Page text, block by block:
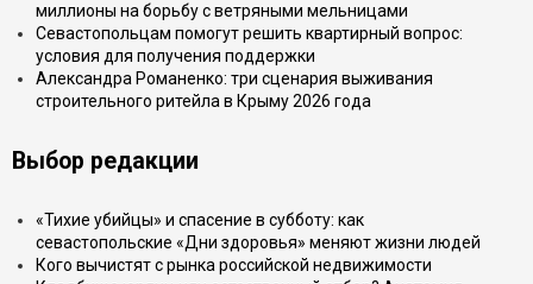
миллионы на борьбу с ветряными мельницами
Севастопольцам помогут решить квартирный вопрос:
условия для получения поддержки
Александра Романенко: три сценария выживания
строительного ритейла в Крыму 2026 года
Выбор редакции
«Тихие убийцы» и спасение в субботу: как
севастопольские «Дни здоровья» меняют жизни людей
Кого вычистят с рынка российской недвижимости